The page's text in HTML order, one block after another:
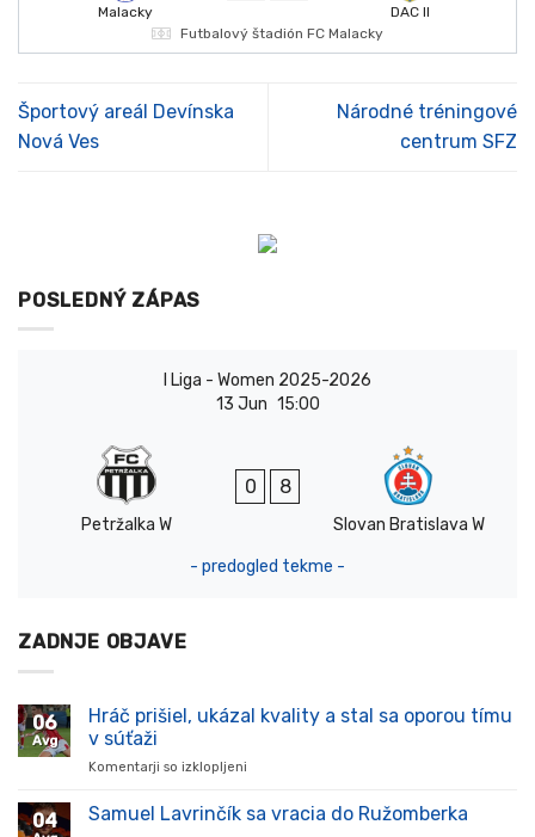
Malacky
DAC II
Futbalový štadión FC Malacky
Športový areál Devínska
Nová Ves
Národné tréningové
centrum SFZ
POSLEDNÝ ZÁPAS
I Liga - Women 2025-2026
13 Jun 15:00
Petržalka W
0 8
Slovan Bratislava W
- predogled tekme -
ZADNJE OBJAVE
06
Avg
Hráč prišiel, ukázal kvality a stal sa oporou tímu
v súťaži
Komentarji so izklopljeni
prišiel,
04 Samuel Lavrinčík sa vracia do Ružomberka